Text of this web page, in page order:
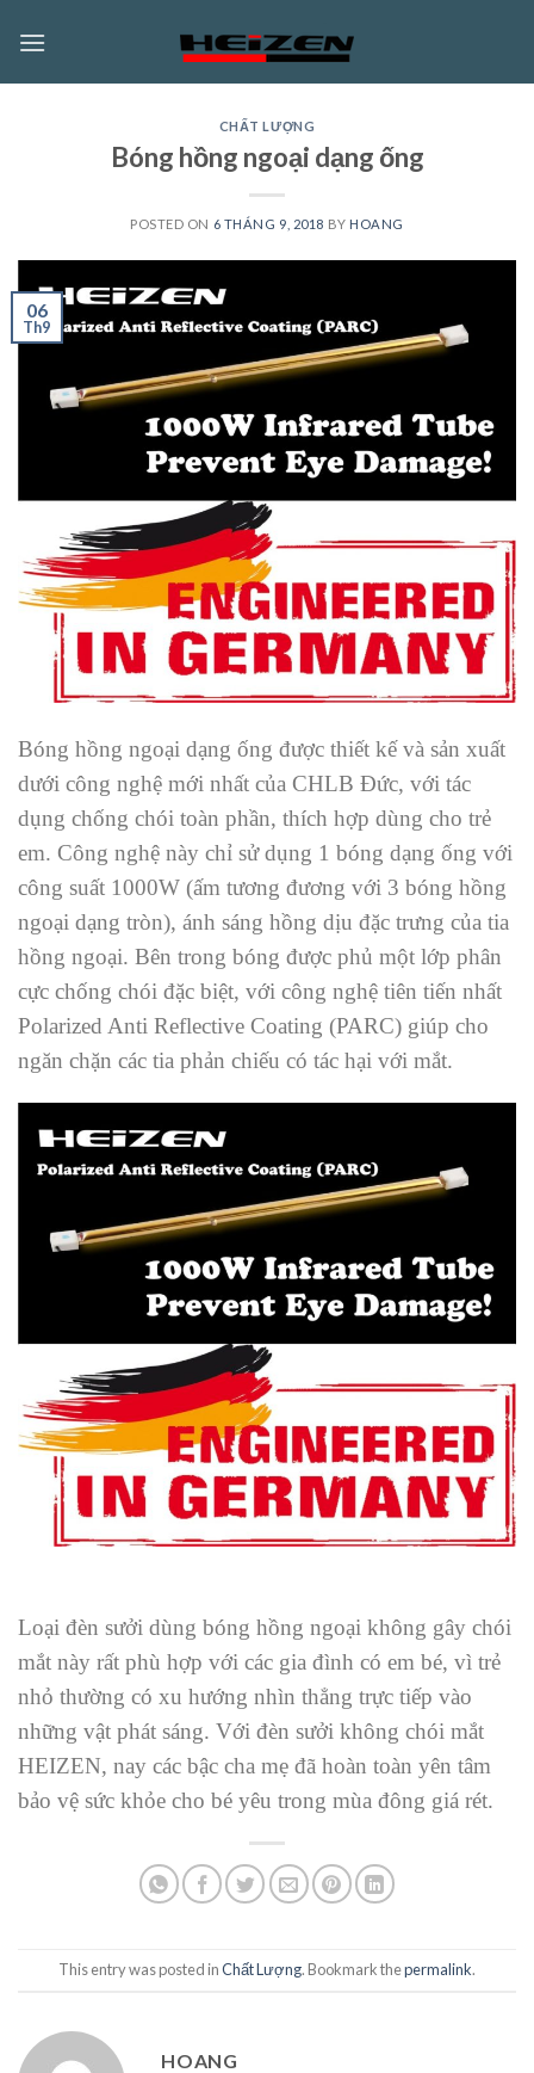
CHẤT LƯỢNG
Bóng hồng ngoại dạng ống
POSTED ON 6 THÁNG 9, 2018 BY HOANG
06
Th9
Bóng hồng ngoại dạng ống được thiết kế và sản xuất
dưới công nghệ mới nhất của CHLB Đức, với tác
dụng chống chói toàn phần, thích hợp dùng cho trẻ
em. Công nghệ này chỉ sử dụng 1 bóng dạng ống với
công suất 1000W (ấm tương đương với 3 bóng hồng
ngoại dạng tròn), ánh sáng hồng dịu đặc trưng của tia
hồng ngoại. Bên trong bóng được phủ một lớp phân
cực chống chói đặc biệt, với công nghệ tiên tiến nhất
Polarized Anti Reflective Coating (PARC) giúp cho
ngăn chặn các tia phản chiếu có tác hại với mắt.
Loại đèn sưởi dùng bóng hồng ngoại không gây chói
mắt này rất phù hợp với các gia đình có em bé, vì trẻ
nhỏ thường có xu hướng nhìn thẳng trực tiếp vào
những vật phát sáng. Với đèn sưởi không chói mắt
HEIZEN, nay các bậc cha mẹ đã hoàn toàn yên tâm
bảo vệ sức khỏe cho bé yêu trong mùa đông giá rét.
This entry was posted inChất Lượng. Bookmark thepermalink.
HOANG